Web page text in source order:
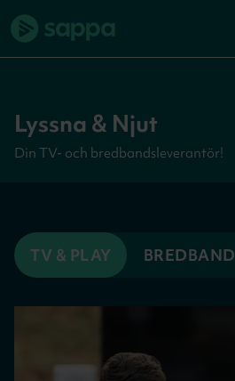
TV & Streaming
Kundsupport
Lyssna & Njut
Din TV- och bredbandsleverantör!
TV & PLAY BREDBAND